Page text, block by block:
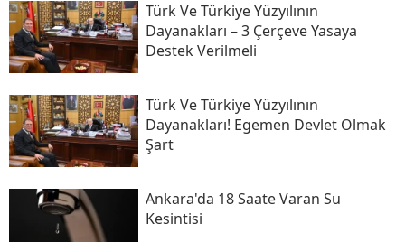
Türk Ve Türkiye Yüzyılının
Dayanakları – 3 Çerçeve Yasaya
Destek Verilmeli
Türk Ve Türkiye Yüzyılının
Dayanakları! Egemen Devlet Olmak
Şart
Ankara'da 18 Saate Varan Su
Kesintisi